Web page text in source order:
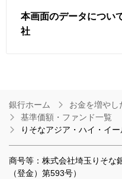
本画面のデータについ
社
銀行ホーム お金を増やし
基準価額・ファンド一覧
りそなアジア・ハイ・イ
商号等：株式会社埼玉りそ
（登金）第593号）